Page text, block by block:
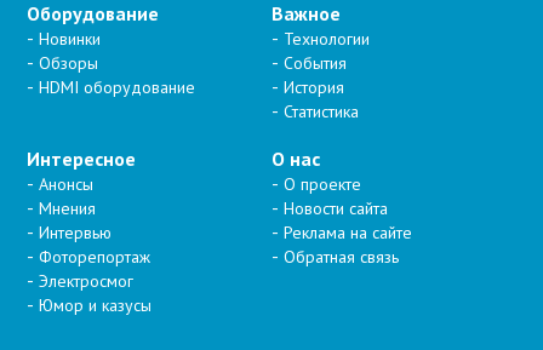
Оборудование
Новинки
Обзоры
HDMI оборудование
Важное
Технологии
События
История
Статистика
Интересное
Анонсы
Мнения
Интервью
Фоторепортаж
Электросмог
Юмор и казусы
О нас
О проекте
Новости сайта
Реклама на сайте
Обратная связь